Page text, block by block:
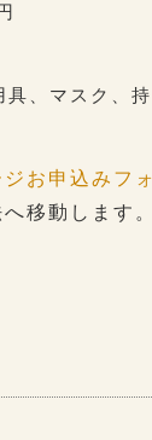
、マスク、
お申込みフ
移動します。